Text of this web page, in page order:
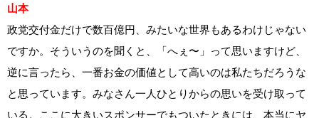
山本
政党交付金だけで数百億円、みたいな世界もあるわけじゃない
ですか。そういうのを聞くと、「へぇ〜」って思いますけど、
逆に言ったら、一番お金の価値として高いのは私たちだろうな
と思っています。みなさん一人ひとりからの思いを受け取って
いる。ここに大きいスポンサーでもついたときには、本当にヤ